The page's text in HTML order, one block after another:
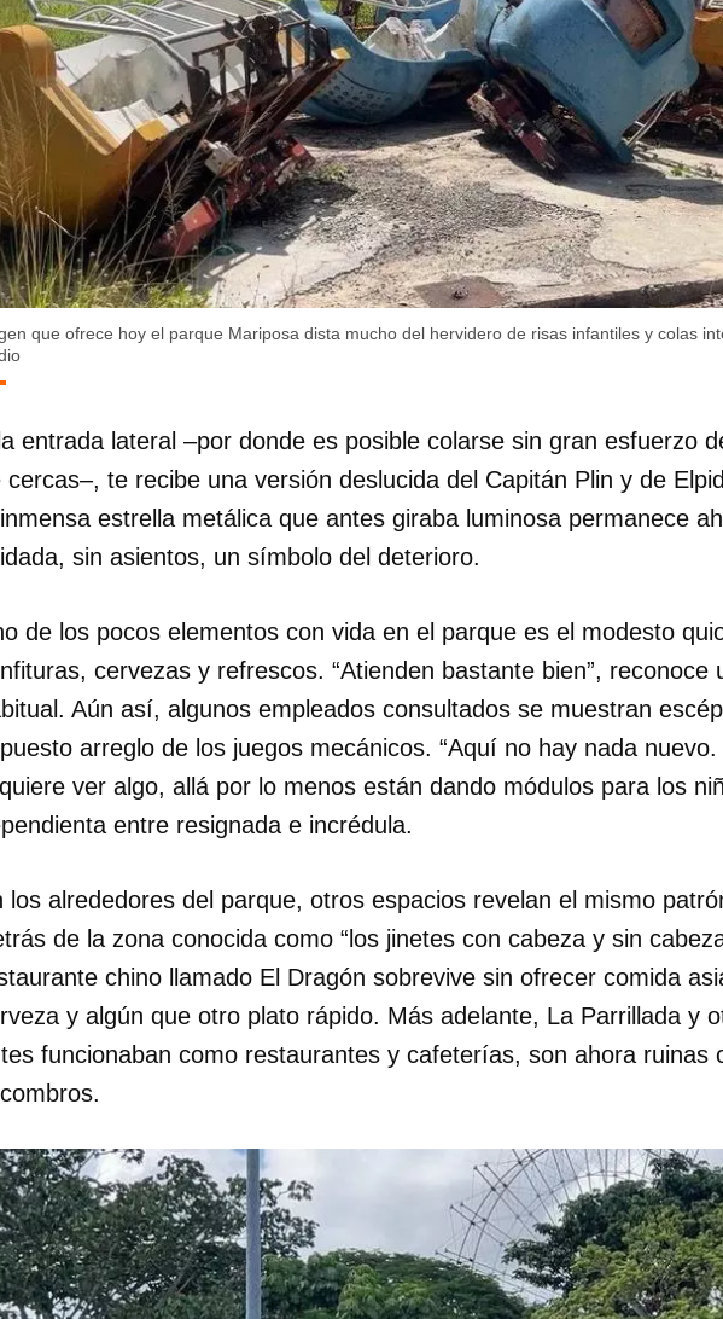
Guardar como favorito
Para poder guardar como favorito, primero has de iniciar sesión
cuenta de 14ymedio.
que ofrece hoy el parque Mariposa dista mucho del hervidero de risas infantiles y colas
entrada lateral –por donde es posible colarse sin gran esfuerzo
cercas–, te recibe una versión deslucida del Capitán Plin y de
inmensa estrella metálica que antes giraba luminosa permanece
sin asientos, un símbolo del deterioro.
de los pocos elementos con vida en el parque es el modesto
cervezas y refrescos. “Atienden bastante bien”, reconoce
Aún así, algunos empleados consultados se muestran
arreglo de los juegos mecánicos. “Aquí no hay nada
ver algo, allá por lo menos están dando módulos para los
entre resignada e incrédula.
los alrededores del parque, otros espacios revelan el mismo
de la zona conocida como “los jinetes con cabeza y sin
chino llamado El Dragón sobrevive sin ofrecer comida
y algún que otro plato rápido. Más adelante, La Parrillada y
funcionaban como restaurantes y cafeterías, son ahora ruinas